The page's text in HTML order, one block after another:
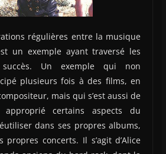
régulières entre la musique
un exemple ayant traversé les
succès. Un exemple qui non
plusieurs fois à des films, en
mais qui s’est aussi de
approprié certains aspects du
dans ses propres albums,
propres concerts. Il s’agit d’Alice